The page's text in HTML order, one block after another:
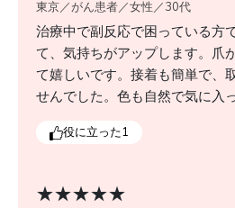
東京／がん患者／女性／30代
治療中で副反応で困っている方
て、気持ちがアップします。爪
て嬉しいです。接着も簡単で、
せんでした。色も自然で気に入
役に立った1
★★★★★